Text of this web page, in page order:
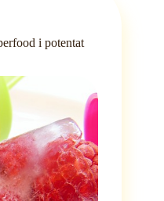
i potentat